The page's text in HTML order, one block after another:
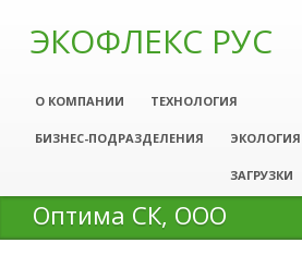
ЭКОФЛЕКС РУС
О КОМПАНИИ ТЕХНОЛОГИЯ
БИЗНЕС-ПОДРАЗДЕЛЕНИЯ ЭКОЛОГИЯ
ЗАГРУЗКИ
Оптима СК, ООО